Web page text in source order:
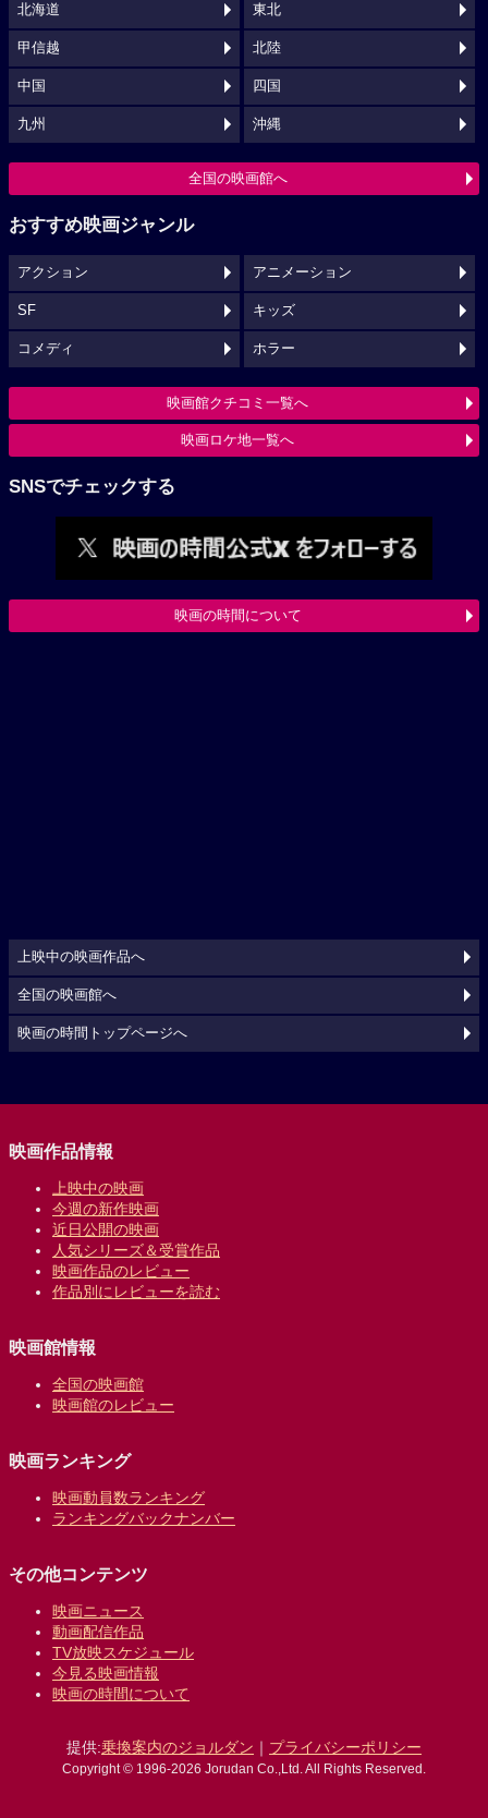
北海道 東北
甲信越 北陸
中国 四国
九州 沖縄
全国の映画館へ
おすすめ映画ジャンル
アクション アニメーション
SF キッズ
コメディ ホラー
映画館クチコミ一覧へ
映画ロケ地一覧へ
SNSでチェックする
映画の時間について
上映中の映画作品へ
全国の映画館へ
映画の時間トップページへ
映画作品情報
上映中の映画
今週の新作映画
近日公開の映画
人気シリーズ＆受賞作品
映画作品のレビュー
作品別にレビューを読む
映画館情報
全国の映画館
映画館のレビュー
映画ランキング
映画動員数ランキング
ランキングバックナンバー
その他コンテンツ
映画ニュース
動画配信作品
TV放映スケジュール
今見る映画情報
映画の時間について
提供:乗換案内のジョルダン ｜ プライバシーポリシー
Copyright © 1996-2026 Jorudan Co.,Ltd. All Rights Reserved.